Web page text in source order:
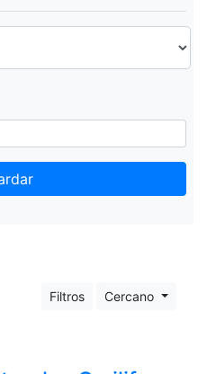
Filtros Cercano